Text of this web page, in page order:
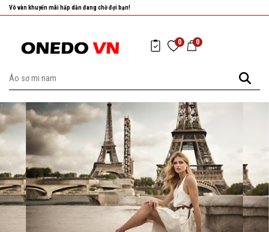
Vô vàn khuyến mãi hấp dẫn đang chờ đợi bạn!
0 0